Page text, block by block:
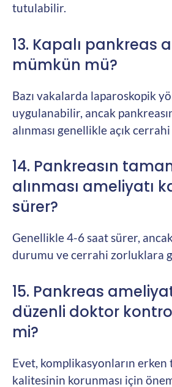
tutulabilir.
13. Kapalı pankreas
mümkün mü?
Bazı vakalarda laparoskopik
uygulanabilir, ancak
alınması genellikle açık
14. Pankreasın
alınması ameliyatı
sürer?
Genellikle 4-6 saat sürer,
durumu ve cerrahi zorluklara
15. Pankreas
düzenli doktor
mi?
Evet, komplikasyonların erken
kalitesinin korunması için